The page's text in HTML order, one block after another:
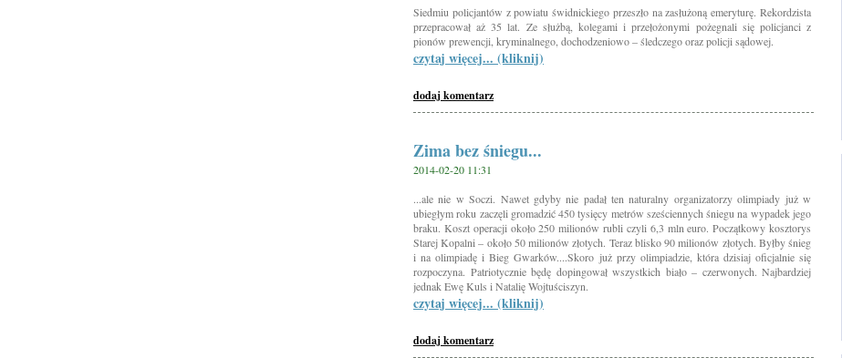
Siedmiu policjantów z powiatu świdnickiego przeszło na zasłużoną emeryturę. Rekordzista
przepracował aż 35 lat. Ze służbą, kolegami i przełożonymi pożegnali się policjanci z
pionów prewencji, kryminalnego, dochodzeniowo – śledczego oraz policji sądowej.
czytaj więcej... (kliknij)
dodaj komentarz
Zima bez śniegu...
2014-02-20 11:31
...ale nie w Soczi. Nawet gdyby nie padał ten naturalny organizatorzy olimpiady już w
ubiegłym roku zaczęli gromadzić 450 tysięcy metrów sześciennych śniegu na wypadek jego
braku. Koszt operacji około 250 milionów rubli czyli 6,3 mln euro. Początkowy kosztorys
Starej Kopalni – około 50 milionów złotych. Teraz blisko 90 milionów złotych. Byłby śnieg
i na olimpiadę i Bieg Gwarków....Skoro już przy olimpiadzie, która dzisiaj oficjalnie się
rozpoczyna. Patriotycznie będę dopingował wszystkich biało – czerwonych. Najbardziej
jednak Ewę Kuls i Natalię Wojtuściszyn.
czytaj więcej... (kliknij)
dodaj komentarz